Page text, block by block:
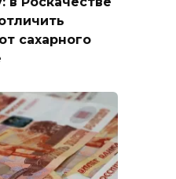
сахарного